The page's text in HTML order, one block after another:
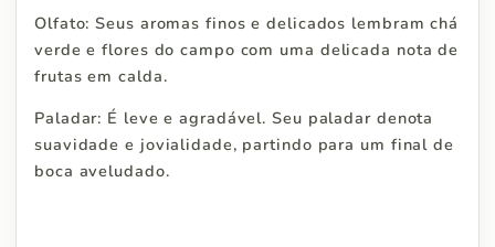
Olfato: Seus aromas finos e delicados lembram chá
verde e flores do campo com uma delicada nota de
frutas em calda.
Paladar: É leve e agradável. Seu paladar denota
suavidade e jovialidade, partindo para um final de
boca aveludado.